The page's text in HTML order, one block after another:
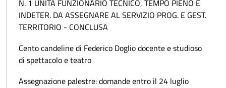
N. 1 UNITÀ FUNZIONARIO TECNICO, TEMPO PIENO E
INDETER. DA ASSEGNARE AL SERVIZIO PROG. E GEST.
TERRITORIO - CONCLUSA
Cento candeline di Federico Doglio docente e studioso
di spettacolo e teatro
Assegnazione palestre: domande entro il 24 luglio